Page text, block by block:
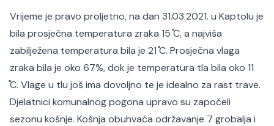
Vrijeme je pravo proljetno, na dan 31.03.2021. u Kaptolu je
bila prosječna temperatura zraka 15 ̊C, a najviša
zabilježena temperatura bila je 21 ̊C. Prosječna vlaga
zraka bila je oko 67%, dok je temperatura tla bila oko 11
̊C. Vlage u tlu još ima dovoljno te je idealno za rast trave.
Djelatnici komunalnog pogona upravo su započeli
sezonu košnje. Košnja obuhvaća održavanje 7 grobalja i